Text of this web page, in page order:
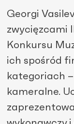
Georgi
zwycięzcami
Konkursu
ich spośród
kategoriach
kameralne.